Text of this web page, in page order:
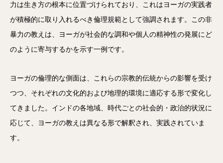
力は生き方の根本に位置づけられており、これはヨーガの実践者
が積極的に取り入れるべき倫理規範として強調されます。この非
暴力の教えは、ヨーガが社会的な調和や個人の精神性の発展にど
のように寄与するかを示す一例です。
ヨーガの倫理的な側面は、これらの宗教的伝統からの影響を受け
つつ、それぞれの文化的および地理的環境に適応する形で変化し
てきました。インドの各地域、時代ごとの社会的・政治的状況に
応じて、ヨーガの教えは異なる形で解釈され、実践されていま
す。